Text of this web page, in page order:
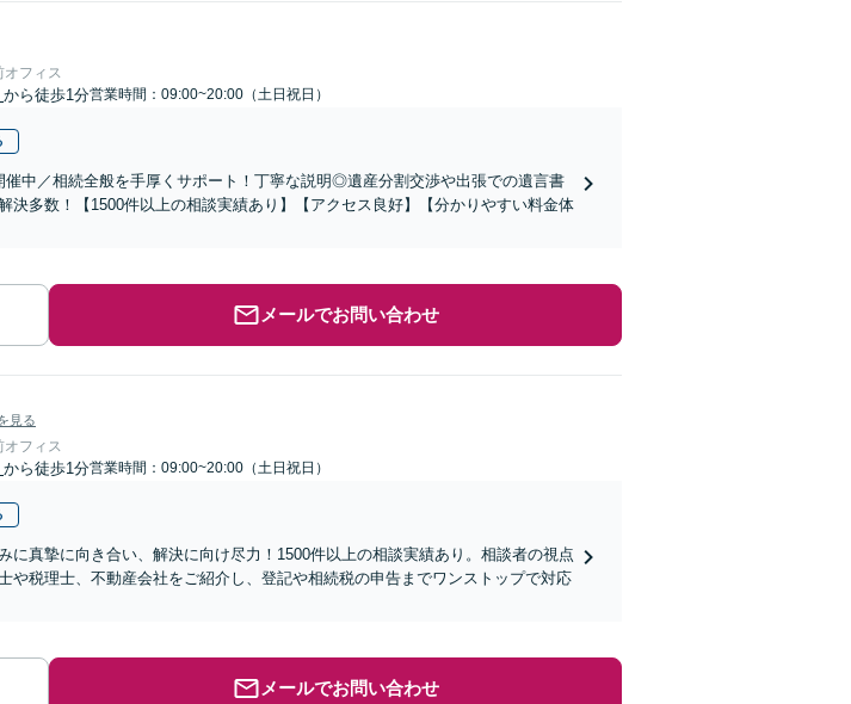
フィス
から徒歩1分営業時間：09:00~20:00（土日祝日）
中／相続全般を手厚くサポート！丁寧な説明◎遺産分割交渉や出張での遺言書
決多数！【1500件以上の相談実績あり】【アクセス良好】【分かりやすい料金体
メールでお問い合わせ
見る
フィス
から徒歩1分営業時間：09:00~20:00（土日祝日）
に真摯に向き合い、解決に向け尽力！1500件以上の相談実績あり。相談者の視点
税理士、不動産会社をご紹介し、登記や相続税の申告までワンストップで対応
メールでお問い合わせ